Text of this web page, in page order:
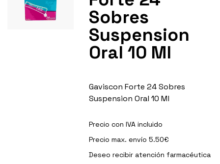
Sobres
Suspension
Oral 10 Ml
Gaviscon Forte 24 Sobres
Suspension Oral 10 Ml
Precio con IVA incluido
Precio max. envío 5.50€
Deseo recibir atención farmacéutica